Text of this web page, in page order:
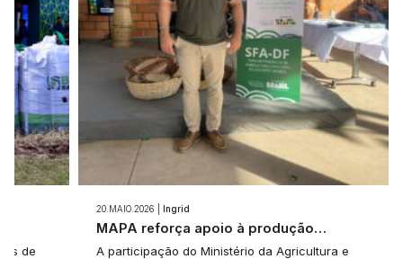
de
20.MAIO.2026 | Ingrid
MAPA reforça apoio à produção…
A participação do Ministério da Agricultura e